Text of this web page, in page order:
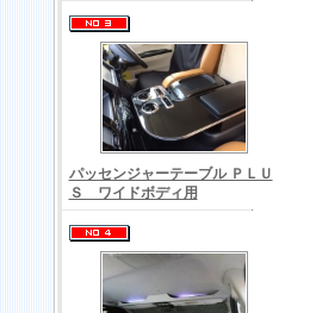
パッセンジャーテーブル ＰＬＵ
Ｓ ワイドボディ用